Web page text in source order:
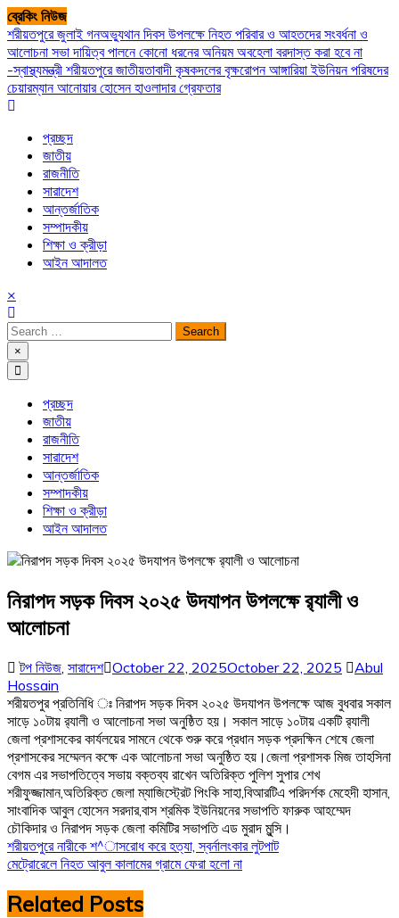
Skip
to
content
ব্রেকিং নিউজ
শরীয়তপুরে জুলাই গনঅভ্যুথান দিবস উপলক্ষে নিহত পরিবার ও আহতদের সংবর্ধনা ও
আলোচনা সভাদায়িত্ব পালনে কোনো ধরনের অনিয়ম অবহেলা বরদাস্ত করা হবে না
-স্বাস্থ্যমন্ত্রী শরীয়তপুরে জাতীয়তাবাদী কৃষকদলের বৃক্ষরোপনআঙ্গারিয়া ইউনিয়ন পরিষদের
চেয়ারম্যান আনোয়ার হোসেন হাওলাদার গ্রেফতার
প্রচ্ছদ
জাতীয়
রাজনীতি
সারাদেশ
আন্তর্জাতিক
সম্পাদকীয়
শিক্ষা ও ক্রীড়া
আইন আদালত
×
Search
for:
×
সপ্তপল্লী সমাচার
প্রচ্ছদ
জাতীয়
রাজনীতি
সারাদেশ
আন্তর্জাতিক
সম্পাদকীয়
শিক্ষা ও ক্রীড়া
আইন আদালত
নিরাপদ সড়ক দিবস ২০২৫ উদযাপন উপলক্ষে র‌্যালী ও
আলোচনা
টপ নিউজ সারাদেশ October 22, 2025October 22, 2025
Abul
Hossain
শরীয়তপুর প্রতিনিধি ঃ নিরাপদ সড়ক দিবস ২০২৫ উদযাপন উপলক্ষে আজ বুধবার সকাল
সাড়ে ১০টায় র‌্যালী ও আলোচনা সভা অনুষ্ঠিত হয়। সকাল সাড়ে ১০টায় একটি র‌্যালী
জেলা প্রশাসকের কার্যলয়ের সামনে থেকে শুরু করে প্রধান সড়ক প্রদক্ষিন শেষে জেলা
প্রশাসকের সম্মেলন কক্ষে এক আলোচনা সভা অনুষ্ঠিত হয়।জেলা প্রশাসক মিজ তাহসিনা
বেগম এর সভাপতিত্বে সভায় বক্তব্য রাখেন অতিরিক্ত পুলিশ সুপার শেখ
শরীফুজ্জামান,অতিরিক্ত জেলা ম্যাজিস্ট্রেট পিংকি সাহা,বিআরটিএ পরিদর্শক মেহেদী হাসান,
সাংবাদিক আবুল হোসেন সরদার,বাস শ্রমিক ইউনিয়নের সভাপতি ফারুক আহম্মেদ
চৌকিদার ও নিরাপদ সড়ক জেলা কমিটির সভাপতি এড মুরাদ মুন্সি।
Post
navigation
শরীয়তপুরে নারীকে শ^াসরোধ করে হত্যা, স্বর্নালংকার লুটপাট
মেট্রোরেলে নিহত আবুল কালামের গ্রামে ফেরা হলো না
Related Posts